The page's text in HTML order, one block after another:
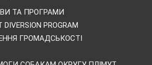
ТА ПРОГРАМИ
DIVERSION PROGRAM
ГРОМАДСЬКОСТІ